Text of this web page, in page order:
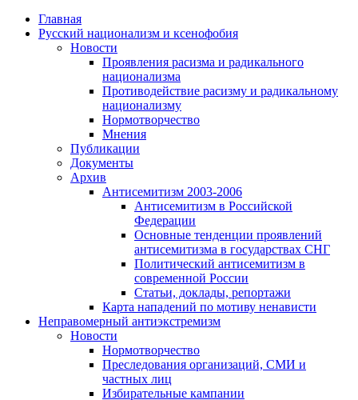
Главная
Русский национализм и ксенофобия
Новости
Проявления расизма и радикального
национализма
Противодействие расизму и радикальному
национализму
Нормотворчество
Мнения
Публикации
Документы
Архив
Антисемитизм 2003-2006
Антисемитизм в Российской
Федерации
Основные тенденции проявлений
антисемитизма в государствах СНГ
Политический антисемитизм в
современной России
Статьи, доклады, репортажи
Карта нападений по мотиву ненависти
Неправомерный антиэкстремизм
Новости
Нормотворчество
Преследования организаций, СМИ и
частных лиц
Избирательные кампании